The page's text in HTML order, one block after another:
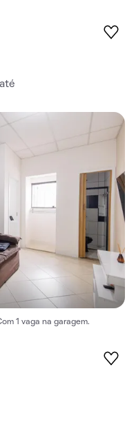
1 vaga na garagem.